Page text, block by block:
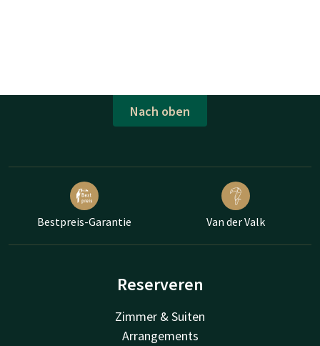
Nach oben
Bestpreis-Garantie Van der Valk
Reserveren
Zimmer & Suiten
Arrangements